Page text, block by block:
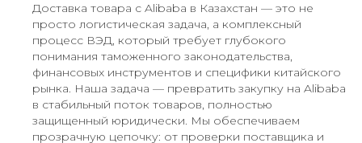
Доставка товара с Alibaba в Казахстан — это не
просто логистическая задача, а комплексный
процесс ВЭД, который требует глубокого
понимания таможенного законодательства,
финансовых инструментов и специфики китайского
рынка. Наша задача — превратить закупку на Alibaba
в стабильный поток товаров, полностью
защищенный юридически. Мы обеспечиваем
прозрачную цепочку: от проверки поставщика и